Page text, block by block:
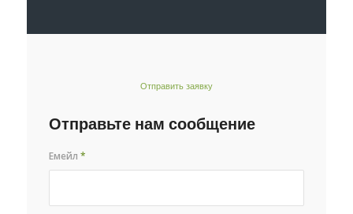
Отправить заявку
Отправьте нам сообщение
Емейл*